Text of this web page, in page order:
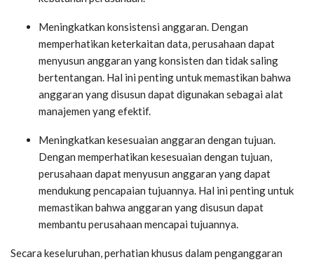
Meningkatkan konsistensi anggaran. Dengan
memperhatikan keterkaitan data, perusahaan dapat
menyusun anggaran yang konsisten dan tidak saling
bertentangan. Hal ini penting untuk memastikan bahwa
anggaran yang disusun dapat digunakan sebagai alat
manajemen yang efektif.
Meningkatkan kesesuaian anggaran dengan tujuan.
Dengan memperhatikan kesesuaian dengan tujuan,
perusahaan dapat menyusun anggaran yang dapat
mendukung pencapaian tujuannya. Hal ini penting untuk
memastikan bahwa anggaran yang disusun dapat
membantu perusahaan mencapai tujuannya.
Secara keseluruhan, perhatian khusus dalam penganggaran